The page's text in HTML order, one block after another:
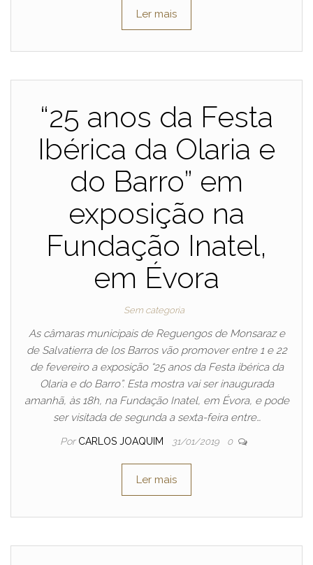
Ler mais
“25 anos da Festa
Ibérica da Olaria e
do Barro” em
exposição na
Fundação Inatel,
em Évora
Sem categoria
As câmaras municipais de Reguengos de Monsaraz e
de Salvatierra de los Barros vão promover entre 1 e 22
de fevereiro a exposição “25 anos da Festa ibérica da
Olaria e do Barro”. Esta mostra vai ser inaugurada
amanhã, às 18h, na Fundação Inatel, em Évora, e pode
ser visitada de segunda a sexta-feira entre…
Por CARLOS JOAQUIM 31/01/2019 0
Ler mais